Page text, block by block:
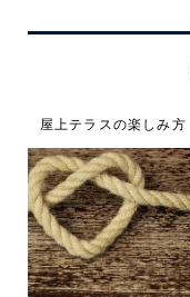
屋上テラスの楽しみ方